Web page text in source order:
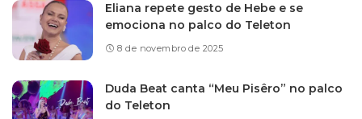
Eliana repete gesto de Hebe e se
emociona no palco do Teleton
8 de novembro de 2025
Duda Beat canta “Meu Pisêro” no palco
do Teleton